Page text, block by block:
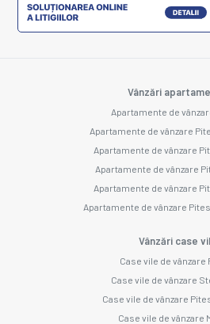
Vânzări
Apartamente de
Apartamente de vânzare
Apartamente de vânzare
Apartamente de vânzare
Apartamente de vânzare
Apartamente de vânzare
Vânzări case
Case vile de vânzare
Case vile de vânzare
Case vile de vânzare
Case vile de vânzare